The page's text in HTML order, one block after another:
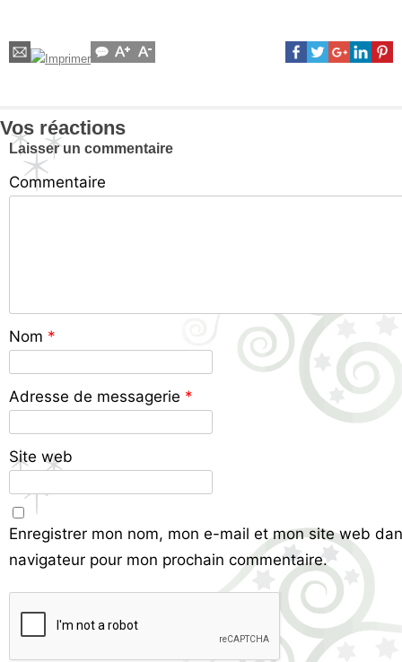
Vos réactions
Laisser un commentaire
Commentaire
Nom *
Adresse de messagerie *
Site web
Enregistrer mon nom, mon e-mail et mon site web
navigateur pour mon prochain commentaire.